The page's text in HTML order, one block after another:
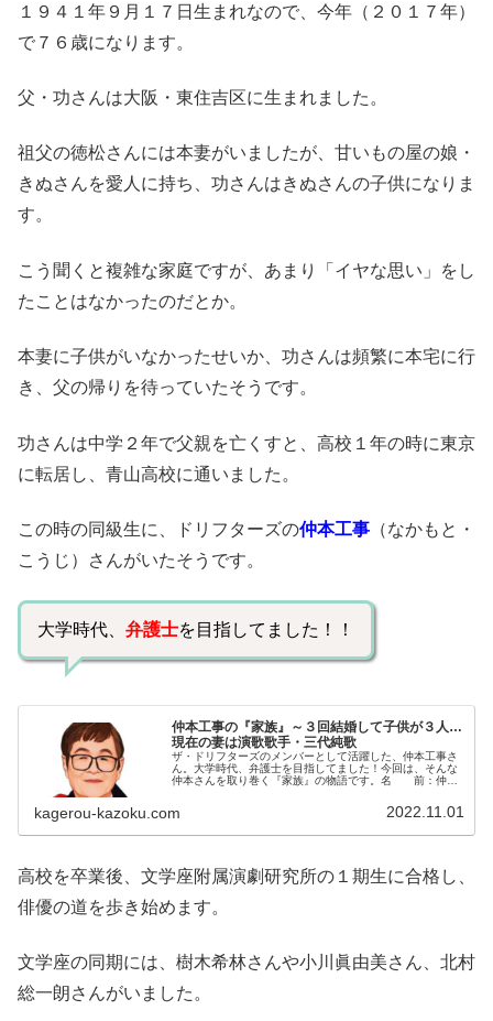
１９４１年９月１７日生まれなので、今年（２０１７年）
で７６歳になります。
父・功さんは大阪・東住吉区に生まれました。
祖父の徳松さんには本妻がいましたが、甘いもの屋の娘・
きぬさんを愛人に持ち、功さんはきぬさんの子供になりま
す。
こう聞くと複雑な家庭ですが、あまり「イヤな思い」をし
たことはなかったのだとか。
本妻に子供がいなかったせいか、功さんは頻繁に本宅に行
き、父の帰りを待っていたそうです。
功さんは中学２年で父親を亡くすと、高校１年の時に東京
に転居し、青山高校に通いました。
この時の同級生に、ドリフターズの仲本工事 （なかもと・
こうじ）さんがいたそうです。
大学時代、 弁護士を目指してました！！
仲本工事の『家族』～３回結婚して子供が３人…
現在の妻は演歌歌手・三代純歌
ザ・ドリフターズのメンバーとして活躍した、仲本工事さ
ん。大学時代、弁護士を目指してました！今回は、そんな
仲本さんを取り巻く『家族』の物語です。名 前：仲本
kagerou-kazoku.com 2022.11.01
高校を卒業後、文学座附属演劇研究所の１期生に合格し、
俳優の道を歩き始めます。
文学座の同期には、樹木希林さんや小川眞由美さん、北村
総一朗さんがいました。